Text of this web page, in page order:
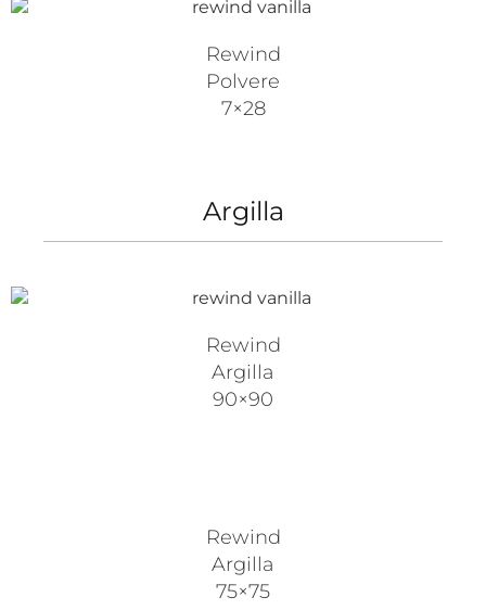
Rewind
Polvere
7×28
Argilla
Rewind
Argilla
90×90
Rewind
Argilla
75×75